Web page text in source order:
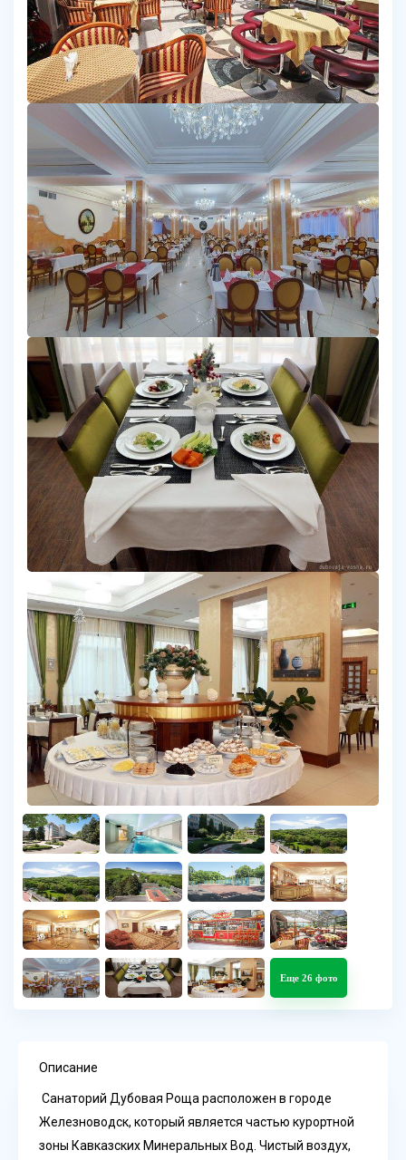
Еще 26 фото
Описание
Санаторий Дубовая Роща расположен в городе
Железноводск, который является частью курортной
зоны Кавказских Минеральных Вод. Чистый воздух,